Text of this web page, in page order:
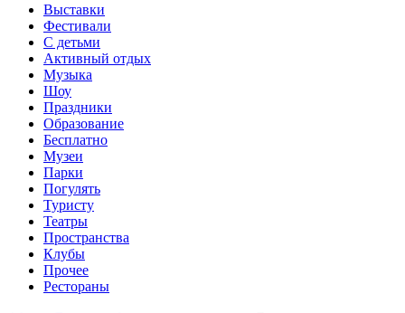
Выставки
Фестивали
С детьми
Активный отдых
Музыка
Шоу
Праздники
Образование
Бесплатно
Музеи
Парки
Погулять
Туристу
Театры
Пространства
Клубы
Прочее
Рестораны